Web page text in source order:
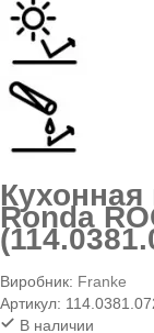
Ronda
Виробник: Franke
Артикул:
В наличии